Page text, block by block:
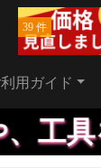
39 件
用ガイド